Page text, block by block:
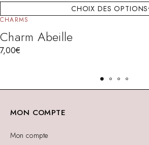
CHOIX DES OPTIONS
CHARMS
Charm Abeille
7,00€
MON COMPTE
Mon compte